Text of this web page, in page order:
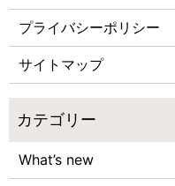
プライバシーポリシー
サイトマップ
What’s new